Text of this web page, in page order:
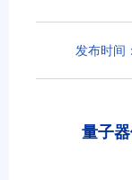
发布时间
量子